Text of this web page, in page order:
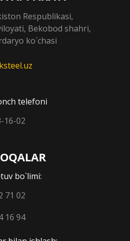
Respublikasi,
Bekobod shahri,
ko`chasi
telefoni
16-02
bo`limi:
71 02
16 94